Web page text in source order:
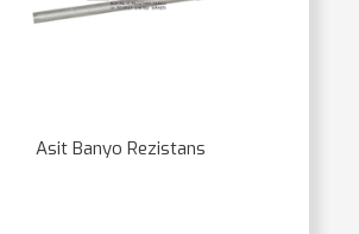
Asit Banyo Rezistans